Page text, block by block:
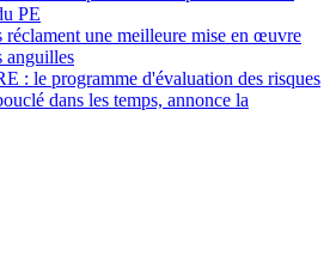
PE
réclament une meilleure mise en œuvre
anguilles
: le programme d'évaluation des risques
dans les temps, annonce la